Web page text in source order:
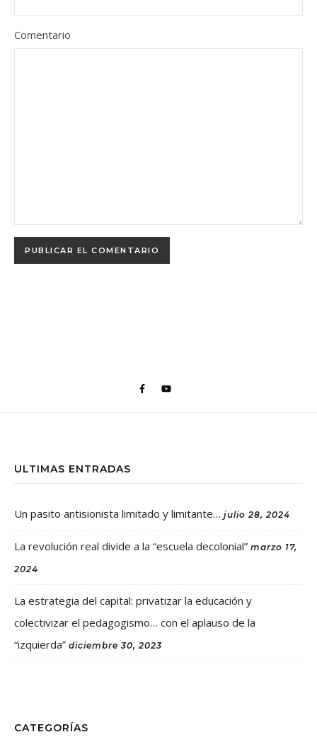
Comentario
ULTIMAS ENTRADAS
Un pasito antisionista limitado y limitante… julio 28, 2024
La revolución real divide a la “escuela decolonial” marzo 17,
2024
La estrategia del capital: privatizar la educación y
colectivizar el pedagogismo… con el aplauso de la
“izquierda” diciembre 30, 2023
CATEGORÍAS